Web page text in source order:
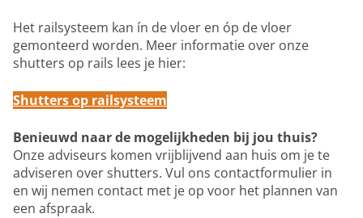
Het railsysteem kan ín de vloer en óp de vloer
gemonteerd worden. Meer informatie over onze
shutters op rails lees je hier:
Shutters op railsysteem
Benieuwd naar de mogelijkheden bij jou thuis?
Onze adviseurs komen vrijblijvend aan huis om je te
adviseren over shutters. Vul ons contactformulier in
en wij nemen contact met je op voor het plannen van
een afspraak.